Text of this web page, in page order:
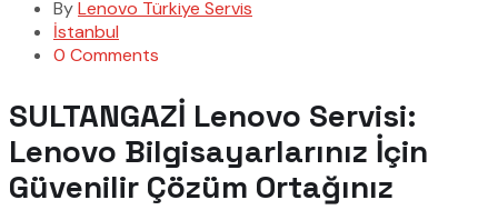
ByLenovo Türkiye Servis
İstanbul
0 Comments
SULTANGAZİ Lenovo Servisi:
Lenovo Bilgisayarlarınız İçin
Güvenilir Çözüm Ortağınız